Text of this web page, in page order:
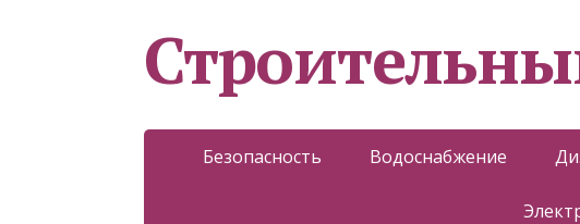
Безопасность Водоснабжение